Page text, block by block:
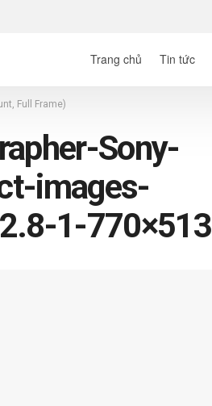
Trang chủ Tin tức
Full Frame)
Sony-
images-
1-770×513